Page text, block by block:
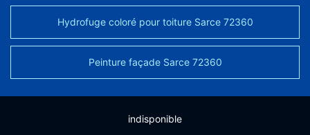
Hydrofuge coloré pour toiture Sarce 72360
Peinture façade Sarce 72360
indisponible